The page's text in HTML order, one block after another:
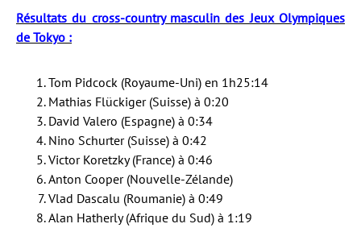
Résultats du cross-country masculin des Jeux Olympiques
de Tokyo :
Tom Pidcock (Royaume-Uni) en 1h25:14
Mathias Flückiger (Suisse) à 0:20
David Valero (Espagne) à 0:34
Nino Schurter (Suisse) à 0:42
Victor Koretzky (France) à 0:46
Anton Cooper (Nouvelle-Zélande)
Vlad Dascalu (Roumanie) à 0:49
Alan Hatherly (Afrique du Sud) à 1:19